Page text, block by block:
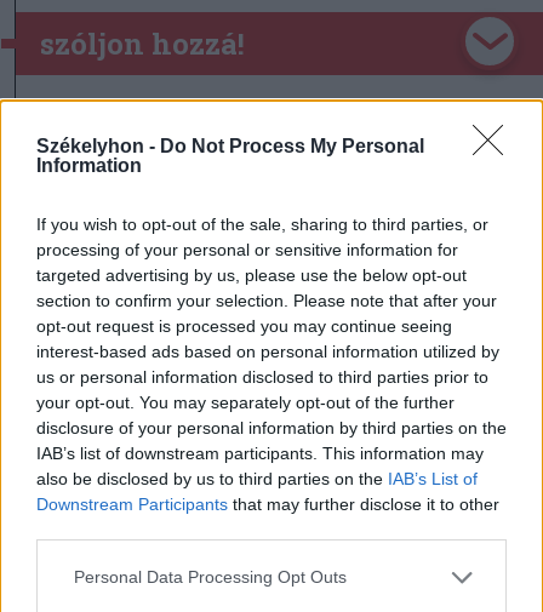
Székelyhon - Do Not Process My Personal
Information
If you wish to opt-out of the sale, sharing to third parties, or
processing of your personal or sensitive information for
targeted advertising by us, please use the below opt-out
section to confirm your selection. Please note that after your
opt-out request is processed you may continue seeing
interest-based ads based on personal information utilized by
us or personal information disclosed to third parties prior to
your opt-out. You may separately opt-out of the further
disclosure of your personal information by third parties on the
IAB’s list of downstream participants. This information may
also be disclosed by us to third parties on the IAB’s List of
Downstream Participants that may further disclose it to other
Personal Data Processing Opt Outs
szóljon hozzá!
Ezek is érdekelhetik
Székelyhon
Tizenegy település maradhat
víz nélkül Udvarhelyszéken
Székelyhon
Húsdarálógépbe szorult egy
kétéves gyerek keze, a
tűzoltókra is szükség volt a
műtőben